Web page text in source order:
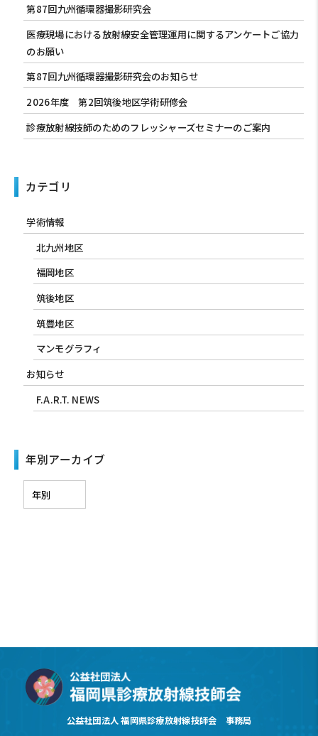
第87回九州循環器撮影研究会
医療現場における放射線安全管理運用に関するアンケートご協力
のお願い
第87回九州循環器撮影研究会のお知らせ
2026年度 第2回筑後地区学術研修会
診療放射線技師のためのフレッシャーズセミナーのご案内
カテゴリ
学術情報
北九州地区
福岡地区
筑後地区
筑豊地区
マンモグラフィ
お知らせ
F.A.R.T. NEWS
年別アーカイブ
公益社団法人 福岡県診療放射線技師会 事務局